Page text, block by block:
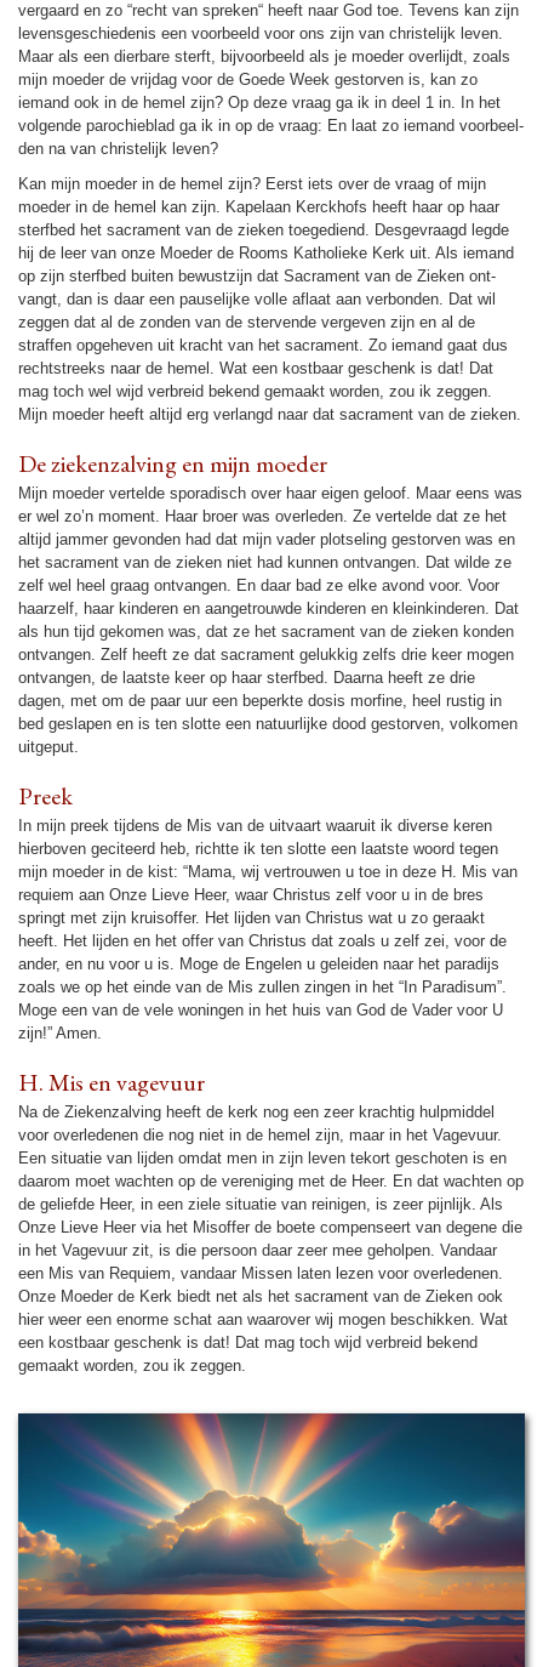
ver­gaard en zo “recht van spreken“ heeft naar God toe. Tevens kan zijn
levensge­schie­de­nis een voor­beeld voor ons zijn van chris­te­lijk leven.
Maar als een dier­ba­re sterft, bij­voor­beeld als je moe­der overlijdt, zoals
mijn moe­der de vrij­dag voor de Goede Week gestorven is, kan zo
iemand ook in de hemel zijn? Op deze vraag ga ik in deel 1 in. In het
volgende pa­ro­chie­blad ga ik in op de vraag: En laat zo iemand voor­beel­
den na van chris­te­lijk leven?
Kan mijn moe­der in de hemel zijn? Eerst iets over de vraag of mijn
moe­der in de hemel kan zijn. Kape­laan Kerckhofs heeft haar op haar
sterf­bed het sacra­ment van de zieken toege­diend. Desge­vraagd legde
hij de leer van onze Moeder de Rooms Katho­lieke Kerk uit. Als iemand
op zijn sterf­bed buiten bewust­zijn dat Sacra­ment van de Zieken ont­
vangt, dan is daar een pau­se­lijke volle aflaat aan verbon­den. Dat wil
zeggen dat al de zon­den van de ster­ven­de ver­ge­ven zijn en al de
straffen opge­he­ven uit kracht van het sacra­ment. Zo iemand gaat dus
recht­streeks naar de hemel. Wat een kost­baar geschenk is dat! Dat
mag toch wel wijd verbreid bekend gemaakt wor­den, zou ik zeggen.
Mijn moe­der heeft altijd erg verlangd naar dat sacra­ment van de zieken.
De zie­ken­zal­ving en mijn moe­der
Mijn moe­der ver­telde spora­disch over haar eigen geloof. Maar eens was
er wel zo’n moment. Haar broer was overle­den. Ze ver­telde dat ze het
altijd jammer gevon­den had dat mijn vader plot­se­ling gestorven was en
het sacra­ment van de zieken niet had kunnen ont­van­gen. Dat wilde ze
zelf wel heel graag ont­van­gen. En daar bad ze elke avond voor. Voor
haar­zelf, haar kin­de­ren en aan­ge­trouwde kin­de­ren en klein­kin­de­ren. Dat
als hun tijd geko­men was, dat ze het sacra­ment van de zieken kon­den
ont­van­gen. Zelf heeft ze dat sacra­ment gelukkig zelfs drie keer mogen
ont­van­gen, de laatste keer op haar sterf­bed. Daarna heeft ze drie
dagen, met om de paar uur een beperkte dosis morfine, heel rus­tig in
bed geslapen en is ten slotte een na­tuur­lijke dood gestorven, vol­ko­men
uitge­put.
Preek
In mijn preek tij­dens de Mis van de uit­vaart waaruit ik diverse keren
hierboven geci­teerd heb, richtte ik ten slotte een laatste woord tegen
mijn moe­der in de kist: “Mama, wij ver­trouwen u toe in deze H. Mis van
requiem aan Onze Lieve Heer, waar Christus zelf voor u in de bres
springt met zijn kruisoffer. Het lij­den van Christus wat u zo geraakt
heeft. Het lij­den en het offer van Christus dat zoals u zelf zei, voor de
ander, en nu voor u is. Moge de Engelen u gelei­den naar het paradijs
zoals we op het einde van de Mis zullen zingen in het “In Paradisum”.
Moge een van de vele woningen in het huis van God de Vader voor U
zijn!” Amen.
H. Mis en vagevuur
Na de Zie­ken­zal­ving heeft de kerk nog een zeer krach­tig hulp­mid­del
voor over­le­de­nen die nog niet in de hemel zijn, maar in het Vagevuur.
Een situatie van lij­den omdat men in zijn leven tekort geschoten is en
daarom moet wachten op de vereni­ging met de Heer. En dat wachten op
de geliefde Heer, in een ziele situatie van reinigen, is zeer pijn­lijk. Als
Onze Lieve Heer via het Misoffer de boete compenseert van degene die
in het Vagevuur zit, is die persoon daar zeer mee geholpen. Vandaar
een Mis van Requiem, van­daar Missen laten lezen voor over­le­de­nen.
Onze Moeder de Kerk biedt net als het sacra­ment van de Zieken ook
hier weer een enorme schat aan waarover wij mogen be­schik­ken. Wat
een kost­baar geschenk is dat! Dat mag toch wijd verbreid bekend
gemaakt wor­den, zou ik zeggen.